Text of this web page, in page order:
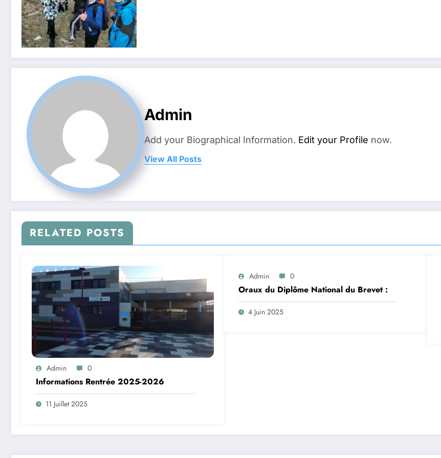
Admin
Add your Biographical Information. Edit your Profile now.
View All Posts
RELATED POSTS
Admin 0
Informations Rentrée 2025-2026
11 Juillet 2025
Admin 0
Oraux du Diplôme National du Brevet :
4 Juin 2025